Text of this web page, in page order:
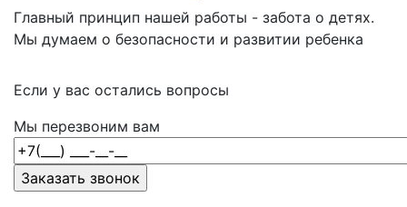
Главный принцип нашей работы - забота о детях.
Мы думаем о безопасности и развитии ребенка
Если у вас остались вопросы
Мы перезвоним вам